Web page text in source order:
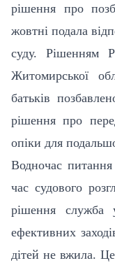
рішення про
жовтні подала
суду. Рішенням
Житомирської
батьків
рішення про
опіки для
Водночас питання
час судового
рішення служба
ефективних
дітей не вжила.